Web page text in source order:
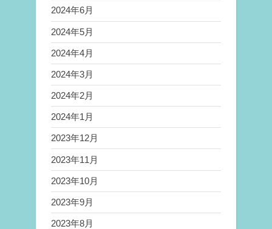
2024年6月
2024年5月
2024年4月
2024年3月
2024年2月
2024年1月
2023年12月
2023年11月
2023年10月
2023年9月
2023年8月